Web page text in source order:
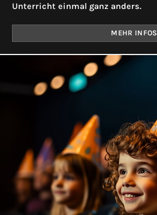
Unterricht einmal ganz anders.
MEHR INFOS